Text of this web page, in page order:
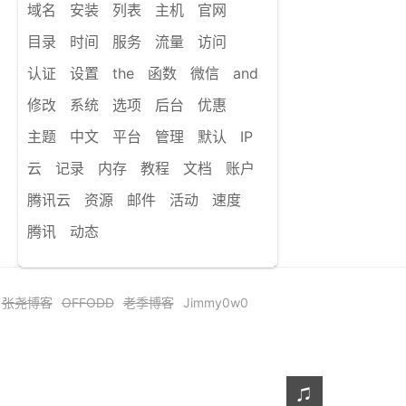
域名
安装 列表 主机
官网
目录
时间 服务 流量
访问
认证
设置 the 函数 微信
and
修改
系统 选项 后台
优惠
主题
中文 平台 管理 默认
IP
云
记录 内存 教程 文档
账户
腾讯云
资源 邮件 活动
速度
腾讯
动态
张尧博客 OFFODD 老季博客 Jimmy0w0